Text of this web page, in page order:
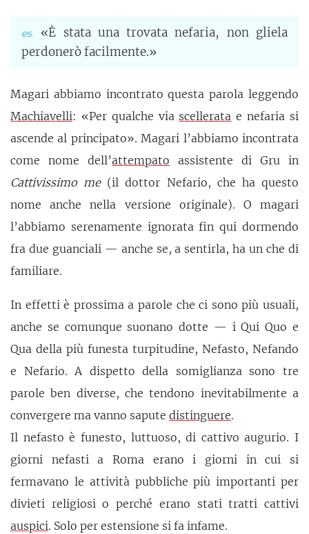
«È stata una trovata nefaria, non gliela
perdonerò facilmente.»
Magari abbiamo incontrato questa parola leggendo
Machiavelli: «Per qualche via scellerata e nefaria si
ascende al principato». Magari l’abbiamo incontrata
come nome dell’attempato assistente di Gru in
Cattivissimo me(il dottor Nefario, che ha questo
nome anche nella versione originale). O magari
l’abbiamo serenamente ignorata fin qui dormendo
fra due guanciali — anche se, a sentirla, ha un che di
familiare.
In effetti è prossima a parole che ci sono più usuali,
anche se comunque suonano dotte — i Qui Quo e
Qua della più funesta turpitudine, Nefasto, Nefando
e Nefario. A dispetto della somiglianza sono tre
parole ben diverse, che tendono inevitabilmente a
convergere ma vanno sapute distinguere.
Il nefasto è funesto, luttuoso, di cattivo augurio. I
giorni nefasti a Roma erano i giorni in cui si
fermavano le attività pubbliche più importanti per
divieti religiosi o perché erano stati tratti cattivi
auspici. Solo per estensione si fa infame.